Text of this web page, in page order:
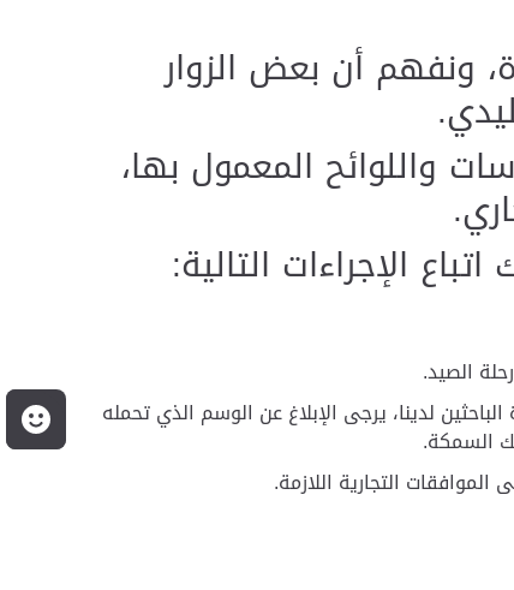
ونفهم أن بعض الزوار
واللوائح المعمول بها،
الإجراءات التالية:
الصيد.
لدينا، يرجى الإبلاغ عن الوسم الذي تحمله
التجارية اللازمة.